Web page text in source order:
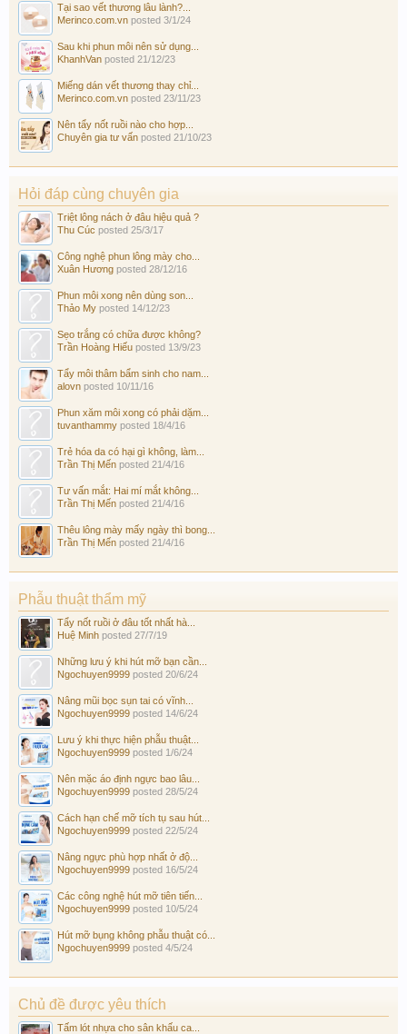
Tại sao vết thương lâu lành?...
Merinco.com.vn posted 3/1/24
Sau khi phun môi nên sử dụng...
KhanhVan posted 21/12/23
Miếng dán vết thương thay chỉ...
Merinco.com.vn posted 23/11/23
Nên tẩy nốt ruồi nào cho hợp...
Chuyên gia tư vấn posted 21/10/23
Hỏi đáp cùng chuyên gia
Triệt lông nách ở đâu hiệu quả ?
Thu Cúc posted 25/3/17
Công nghệ phun lông mày cho...
Xuân Hương posted 28/12/16
Phun môi xong nên dùng son...
Thảo My posted 14/12/23
Sẹo trắng có chữa được không?
Trần Hoàng Hiếu posted 13/9/23
Tẩy môi thâm bẩm sinh cho nam...
alovn posted 10/11/16
Phun xăm môi xong có phải dặm...
tuvanthammy posted 18/4/16
Trẻ hóa da có hại gì không, làm...
Trần Thị Mến posted 21/4/16
Tư vấn mắt: Hai mí mắt không...
Trần Thị Mến posted 21/4/16
Thêu lông mày mấy ngày thì bong...
Trần Thị Mến posted 21/4/16
Phẫu thuật thẩm mỹ
Tẩy nốt ruồi ở đâu tốt nhất hà...
Huệ Minh posted 27/7/19
Những lưu ý khi hút mỡ bạn cần...
Ngochuyen9999 posted 20/6/24
Nâng mũi bọc sụn tai có vĩnh...
Ngochuyen9999 posted 14/6/24
Lưu ý khi thực hiện phẫu thuật...
Ngochuyen9999 posted 1/6/24
Nên mặc áo định ngực bao lâu...
Ngochuyen9999 posted 28/5/24
Cách hạn chế mỡ tích tụ sau hút...
Ngochuyen9999 posted 22/5/24
Nâng ngực phù hợp nhất ở độ...
Ngochuyen9999 posted 16/5/24
Các công nghệ hút mỡ tiên tiến...
Ngochuyen9999 posted 10/5/24
Hút mỡ bụng không phẫu thuật có...
Ngochuyen9999 posted 4/5/24
Chủ đề được yêu thích
Tấm lót nhựa cho sân khấu ca...